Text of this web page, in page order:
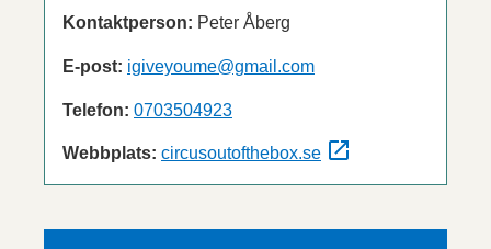
Kontaktperson: Peter Åberg
E-post: igiveyoume@gmail.com
Telefon: 0703504923
Webbplats: circusoutofthebox.se